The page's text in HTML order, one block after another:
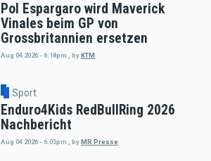
Pol Espargaro wird Maverick
Vinales beim GP von
Grossbritannien ersetzen
Aug 04 2026 - 6:18pm , by KTM
Sport
Enduro4Kids RedBullRing 2026
Nachbericht
Aug 04 2026 - 6:05pm byMR Presse